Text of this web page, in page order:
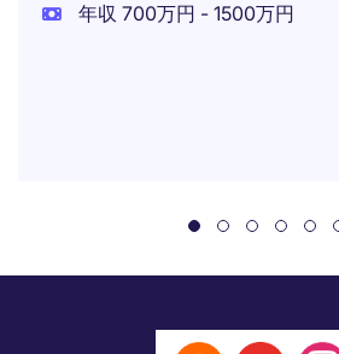
年収 700万円 - 1500万円